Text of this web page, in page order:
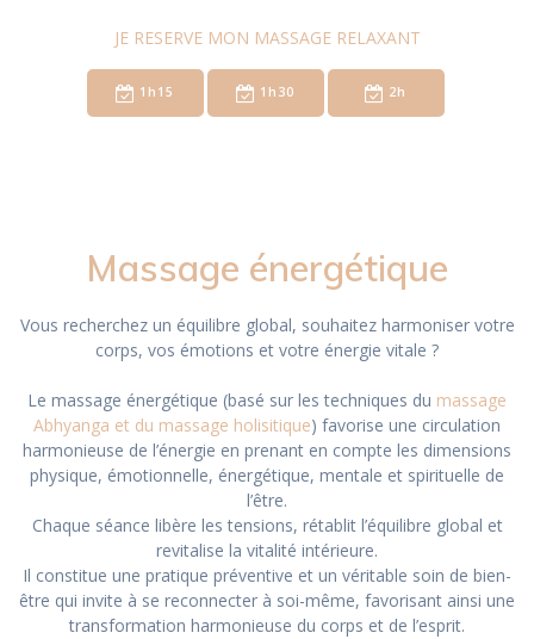
JE RESERVE MON MASSAGE RELAXANT
1h15 1h30 2h
Massage énergétique
Vous recherchez un équilibre global, souhaitez harmoniser votre
corps, vos émotions et votre énergie vitale ?
Le massage énergétique (basé sur les techniques du massage
Abhyanga et du massage holisitique) favorise une circulation
harmonieuse de l’énergie en prenant en compte les dimensions
physique, émotionnelle, énergétique, mentale et spirituelle de
l’être.
Chaque séance libère les tensions, rétablit l’équilibre global et
revitalise la vitalité intérieure.
Il constitue une pratique préventive et un véritable soin de bien-
être qui invite à se reconnecter à soi-même, favorisant ainsi une
transformation harmonieuse du corps et de l’esprit.